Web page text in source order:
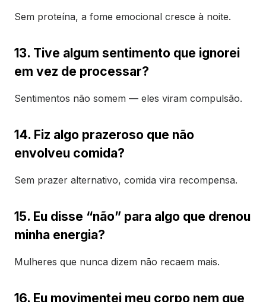
Sem proteína, a fome emocional cresce à noite.
13. Tive algum sentimento que ignorei
em vez de processar?
Sentimentos não somem — eles viram compulsão.
14. Fiz algo prazeroso que não
envolveu comida?
Sem prazer alternativo, comida vira recompensa.
15. Eu disse “não” para algo que drenou
minha energia?
Mulheres que nunca dizem não recaem mais.
16. Eu movimentei meu corpo nem que